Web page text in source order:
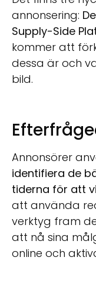
annonsering:
Supply-Side
kommer att
dessa är och
bild.
Annonsörer
identifiera de
tiderna för att
att använda
verktyg fram
att nå sina
online och